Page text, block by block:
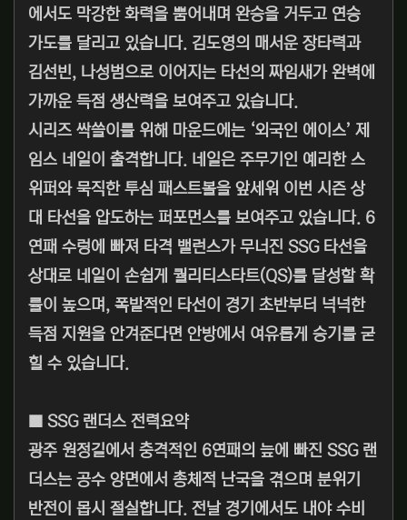
에서도 막강한 화력을 뿜어내며 완승을 거두고 연승
가도를 달리고 있습니다. 김도영의 매서운 장타력과
김선빈, 나성범으로 이어지는 타선의 짜임새가 완벽에
가까운 득점 생산력을 보여주고 있습니다.
시리즈 싹쓸이를 위해 마운드에는 ‘외국인 에이스’ 제
임스 네일이 출격합니다. 네일은 주무기인 예리한 스
위퍼와 묵직한 투심 패스트볼을 앞세워 이번 시즌 상
대 타선을 압도하는 퍼포먼스를 보여주고 있습니다. 6
연패 수렁에 빠져 타격 밸런스가 무너진 SSG 타선을
상대로 네일이 손쉽게 퀄리티스타트(QS)를 달성할 확
률이 높으며, 폭발적인 타선이 경기 초반부터 넉넉한
득점 지원을 안겨준다면 안방에서 여유롭게 승기를 굳
힐 수 있습니다.
■ SSG 랜더스 전력요약
광주 원정길에서 충격적인 6연패의 늪에 빠진 SSG 랜
더스는 공수 양면에서 총체적 난국을 겪으며 분위기
반전이 몹시 절실합니다. 전날 경기에서도 내야 수비